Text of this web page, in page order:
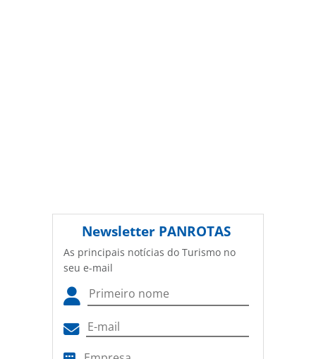
Newsletter PANROTAS
As principais notícias do Turismo no
seu e-mail